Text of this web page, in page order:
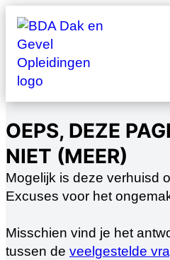
Ga
naar
de
inhoud
SEARCH
OEPS, DEZE
NIET (MEER)
Mogelijk is deze verhuisd
Excuses voor het
Misschien vind je het
tussen de veelgestelde